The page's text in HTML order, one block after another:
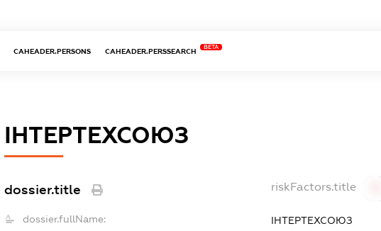
CAHEADER.PERSONS CAHEADER.PERSSEARCH
BETA
ІНТЕРТЕХСОЮЗ
dossier.title riskFactors.title
dossier.fullName: ІНТЕРТЕХСОЮЗ